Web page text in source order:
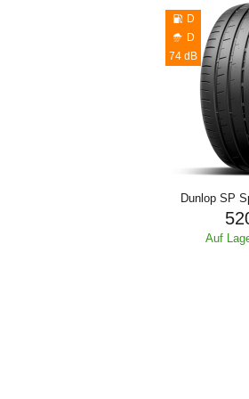
D
D
74 dB
Dunlop SP
Auf